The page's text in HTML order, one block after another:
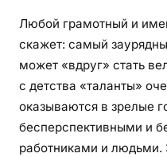
Любой грамотный и
скажет: самый
может «вдруг» стать
с детства «таланты»
оказываются в зрелые
бесперспективными и
работниками и